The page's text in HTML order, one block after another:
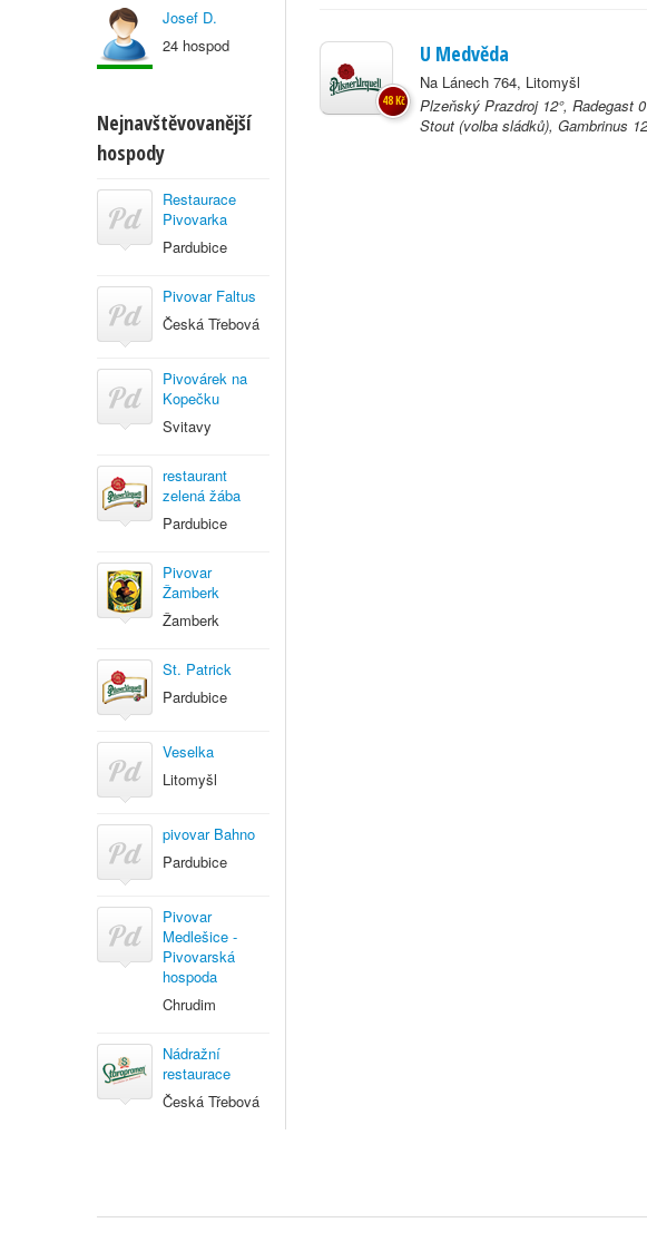
Josef D.
24 hospod
Nejnavštěvovanější
hospody
Restaurace
Pivovarka
Pardubice
Pivovar Faltus
Česká Třebová
Pivovárek na
Kopečku
Svitavy
restaurant
zelená žába
Pardubice
Pivovar
Žamberk
Žamberk
St. Patrick
Pardubice
Veselka
Litomyšl
pivovar Bahno
Pardubice
Pivovar
Medlešice -
Pivovarská
hospoda
Chrudim
Nádražní
restaurace
Česká Třebová
U Medvěda
Na Lánech 764, Litomyšl
Plzeňský Prazdroj 12°, Radegast
Stout (volba sládků), Gambrinus
48 Kč